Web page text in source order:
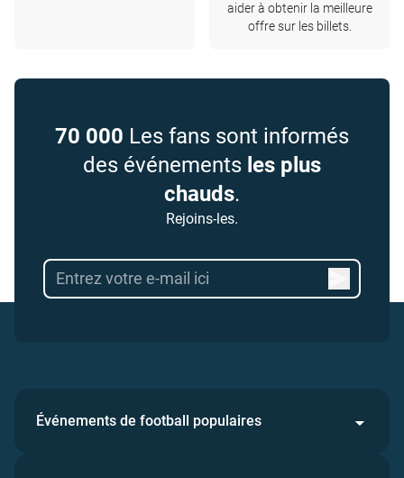
aider à obtenir la meilleure
offre sur les billets.
70 000 Les fans sont informés
des événements les plus
chauds.
Rejoins-les.
Événements de football populaires